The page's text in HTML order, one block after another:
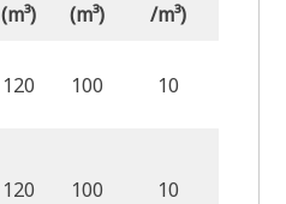
(m³)
(m³)
/m³)
120 100 10
120 100 10